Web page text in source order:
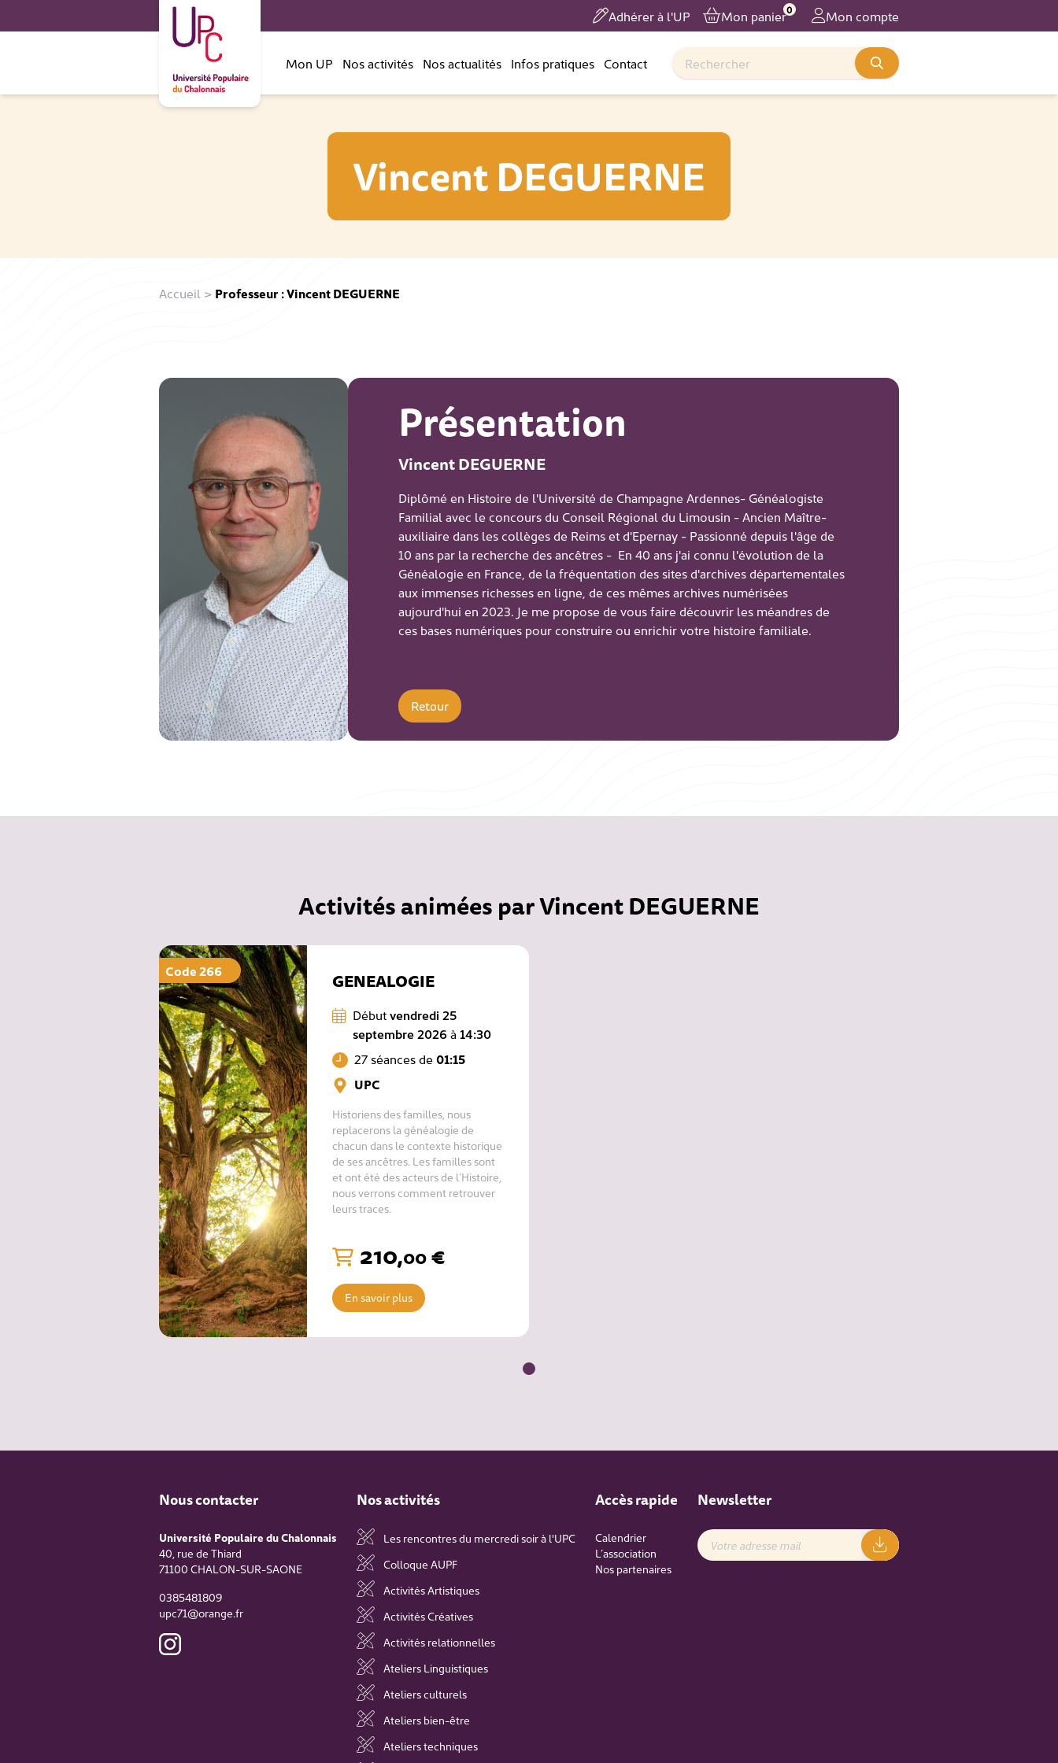
Adhérer à l'UP Mon panier0 Mon compte
Mon UP Nos activités Nos actualités Infos pratiques Contact
Vincent DEGUERNE
Accueil > Professeur : Vincent DEGUERNE
Présentation
Vincent DEGUERNE
Diplômé en Histoire de l'Université de Champagne Ardennes- Généalogiste
Familial avec le concours du Conseil Régional du Limousin - Ancien Maître-
auxiliaire dans les collèges de Reims et d'Epernay - Passionné depuis l'âge de
10 ans par la recherche des ancêtres - En 40 ans j'ai connu l'évolution de la
Généalogie en France, de la fréquentation des sites d'archives départementales
aux immenses richesses en ligne, de ces mêmes archives numérisées
aujourd'hui en 2023. Je me propose de vous faire découvrir les méandres de
ces bases numériques pour construire ou enrichir votre histoire familiale.
Retour
Activités animées par Vincent DEGUERNE
Code 266 GENEALOGIE
Débutvendredi 25
septembre 2026 à 14:30
27 séances de01:15
UPC
Historiens des familles, nous
replacerons la généalogie de
chacun dans le contexte historique
de ses ancêtres. Les familles sont
et ont été des acteurs de l’Histoire,
nous verrons comment retrouver
leurs traces.
210,00€
En savoir plus
Nous contacter
Université Populaire du Chalonnais
40, rue de Thiard
71100 CHALON-SUR-SAONE
0385481809
upc71@orange.fr
Nos activités
Les rencontres du mercredi soir à l'UPC
Colloque AUPF
Activités Artistiques
Activités Créatives
Activités relationnelles
Ateliers Linguistiques
Ateliers culturels
Ateliers bien-être
Ateliers techniques
Accès rapide
Calendrier
L’association
Nos partenaires
Newsletter